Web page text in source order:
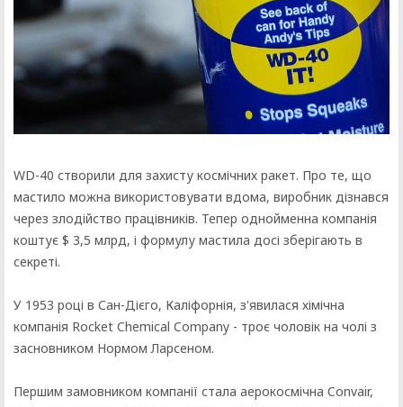
WD-40 створили для захисту космічних ракет. Про те, що
мастило можна використовувати вдома, виробник дізнався
через злодійство працівників. Тепер однойменна компанія
коштує $ 3,5 млрд, і формулу мастила досі зберігають в
секреті.
У 1953 році в Сан-Дієго, Каліфорнія, з'явилася хімічна
компанія Rocket Chemical Company - троє чоловік на чолі з
засновником Нормом Ларсеном.
Першим замовником компанії стала аерокосмічна Convair,